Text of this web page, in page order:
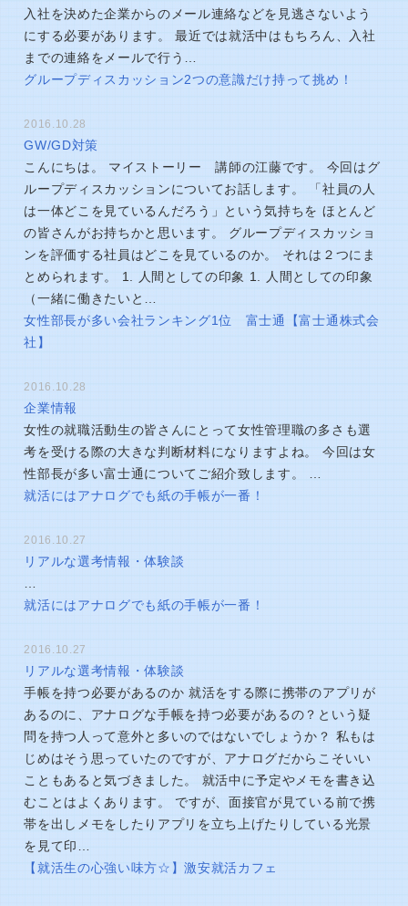
入社を決めた企業からのメール連絡などを見逃さないよう
にする必要があります。 最近では就活中はもちろん、入社
までの連絡をメールで行う…
グループディスカッション2つの意識だけ持って挑め！
2016.10.28
GW/GD対策
こんにちは。 マイストーリー 講師の江藤です。 今回はグ
ループディスカッションについてお話します。 「社員の人
は一体どこを見ているんだろう」という気持ちを ほとんど
の皆さんがお持ちかと思います。 グループディスカッショ
ンを評価する社員はどこを見ているのか。 それは２つにま
とめられます。 1. 人間としての印象 1. 人間としての印象
（一緒に働きたいと…
女性部長が多い会社ランキング1位 富士通【富士通株式会
社】
2016.10.28
企業情報
女性の就職活動生の皆さんにとって女性管理職の多さも選
考を受ける際の大きな判断材料になりますよね。 今回は女
性部長が多い富士通についてご紹介致します。 …
就活にはアナログでも紙の手帳が一番！
2016.10.27
リアルな選考情報・体験談
…
就活にはアナログでも紙の手帳が一番！
2016.10.27
リアルな選考情報・体験談
手帳を持つ必要があるのか 就活をする際に携帯のアプリが
あるのに、アナログな手帳を持つ必要があるの？という疑
問を持つ人って意外と多いのではないでしょうか？ 私もは
じめはそう思っていたのですが、アナログだからこそいい
こともあると気づきました。 就活中に予定やメモを書き込
むことはよくあります。 ですが、面接官が見ている前で携
帯を出しメモをしたりアプリを立ち上げたりしている光景
を見て印…
【就活生の心強い味方☆】激安就活カフェ